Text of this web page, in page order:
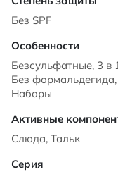
Без SPF
Безсульфатные, 3 в
Без
Наборы
Слюда, Тальк